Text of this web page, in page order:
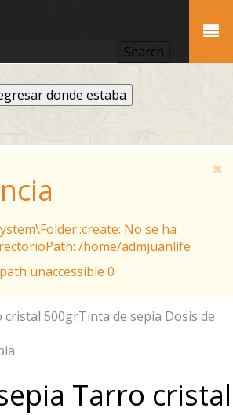
donde estaba
No se ha
/home/admjuanlife
unaccessible 0
cristal 500grTinta de sepia Dosis de
Tarro cristal